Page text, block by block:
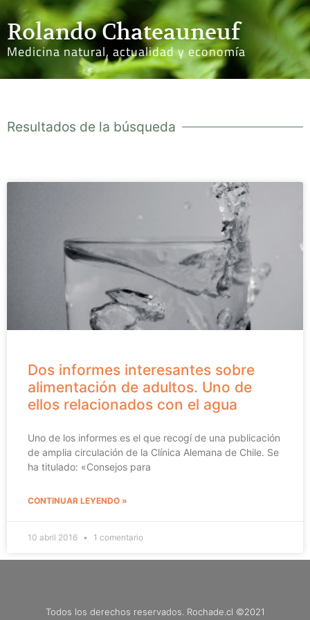
Rolando Chateauneuf
Medicina natural, actualidad y economía
Resultados de la búsqueda
Dos informes interesantes sobre
alimentación de adultos. Uno de
ellos relacionados con el agua
Uno de los informes es el que recogí de una publicación
de amplia circulación de la Clínica Alemana de Chile. Se
ha titulado: «Consejos para
CONTINUAR LEYENDO »
10 abril 2016 1 comentario
Todos los derechos reservados. Rochade.cl ©2021